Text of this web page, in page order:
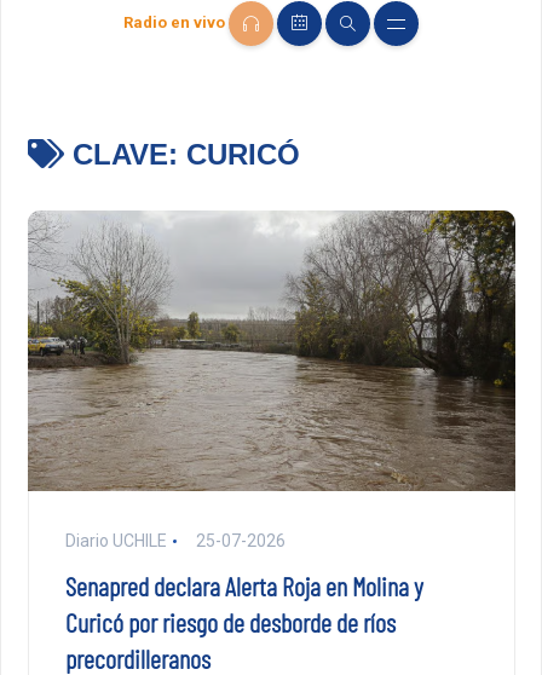
Radio en vivo
CLAVE: CURICÓ
Diario UCHILE 25-07-2026
Senapred declara Alerta Roja en Molina y
Curicó por riesgo de desborde de ríos
precordilleranos